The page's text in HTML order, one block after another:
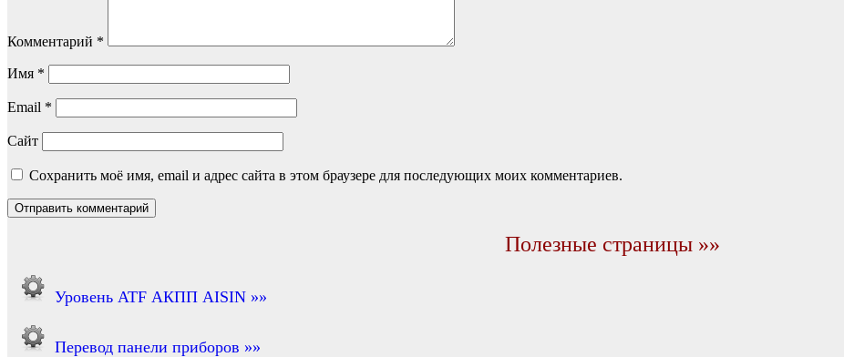
Комментарий *
Имя *
Email *
Сайт
Сохранить моё имя, email и адрес сайта в этом браузере для последующих моих комментариев.
Полезные страницы »»
Уровень ATF АКПП AISIN »»
Перевод панели приборов »»